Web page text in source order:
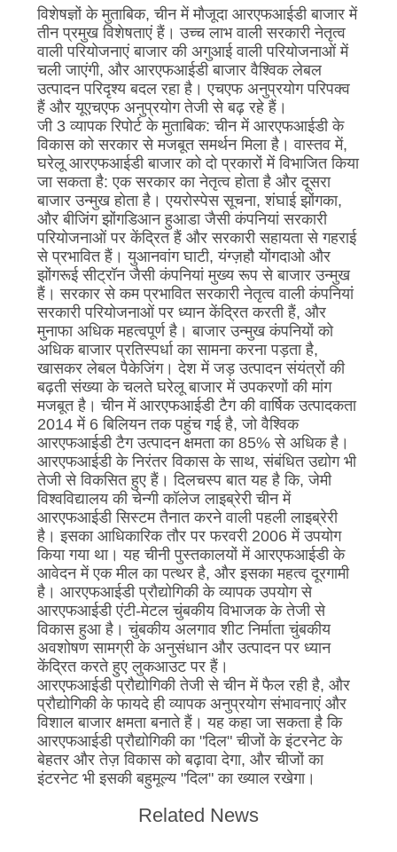
साइटमैप
PRIVACY
POLICY
विशेषज्ञों के मुताबिक, चीन में मौजूदा आरएफआईडी बाजार में
तीन प्रमुख विशेषताएं हैं। उच्च लाभ वाली सरकारी नेतृत्व
वाली परियोजनाएं बाजार की अगुआई वाली परियोजनाओं में
चली जाएंगी, और आरएफआईडी बाजार वैश्विक लेबल
उत्पादन परिदृश्य बदल रहा है। एचएफ अनुप्रयोग परिपक्व
हैं और यूएचएफ अनुप्रयोग तेजी से बढ़ रहे हैं।
जी 3 व्यापक रिपोर्ट के मुताबिक: चीन में आरएफआईडी के
विकास को सरकार से मजबूत समर्थन मिला है। वास्तव में,
घरेलू आरएफआईडी बाजार को दो प्रकारों में विभाजित किया
जा सकता है: एक सरकार का नेतृत्व होता है और दूसरा
बाजार उन्मुख होता है। एयरोस्पेस सूचना, शंघाई झोंगका,
और बीजिंग झोंगडिआन हुआडा जैसी कंपनियां सरकारी
परियोजनाओं पर केंद्रित हैं और सरकारी सहायता से गहराई
से प्रभावित हैं। युआनवांग घाटी, यंग्ज़हौ योंगदाओ और
झोंगरूई सीट्रॉन जैसी कंपनियां मुख्य रूप से बाजार उन्मुख
हैं। सरकार से कम प्रभावित सरकारी नेतृत्व वाली कंपनियां
सरकारी परियोजनाओं पर ध्यान केंद्रित करती हैं, और
मुनाफा अधिक महत्वपूर्ण है। बाजार उन्मुख कंपनियों को
अधिक बाजार प्रतिस्पर्धा का सामना करना पड़ता है,
खासकर लेबल पैकेजिंग। देश में जड़ उत्पादन संयंत्रों की
बढ़ती संख्या के चलते घरेलू बाजार में उपकरणों की मांग
मजबूत है। चीन में आरएफआईडी टैग की वार्षिक उत्पादकता
2014 में 6 बिलियन तक पहुंच गई है, जो वैश्विक
आरएफआईडी टैग उत्पादन क्षमता का 85% से अधिक है।
आरएफआईडी के निरंतर विकास के साथ, संबंधित उद्योग भी
तेजी से विकसित हुए हैं। दिलचस्प बात यह है कि, जेमी
विश्वविद्यालय की चेन्गी कॉलेज लाइब्रेरी चीन में
आरएफआईडी सिस्टम तैनात करने वाली पहली लाइब्रेरी
है। इसका आधिकारिक तौर पर फरवरी 2006 में उपयोग
किया गया था। यह चीनी पुस्तकालयों में आरएफआईडी के
आवेदन में एक मील का पत्थर है, और इसका महत्व दूरगामी
है। आरएफआईडी प्रौद्योगिकी के व्यापक उपयोग से
आरएफआईडी एंटी-मेटल चुंबकीय विभाजक के तेजी से
विकास हुआ है। चुंबकीय अलगाव शीट निर्माता चुंबकीय
अवशोषण सामग्री के अनुसंधान और उत्पादन पर ध्यान
केंद्रित करते हुए लुकआउट पर हैं।
आरएफआईडी प्रौद्योगिकी तेजी से चीन में फैल रही है, और
प्रौद्योगिकी के फायदे ही व्यापक अनुप्रयोग संभावनाएं और
विशाल बाजार क्षमता बनाते हैं। यह कहा जा सकता है कि
आरएफआईडी प्रौद्योगिकी का "दिल" चीजों के इंटरनेट के
बेहतर और तेज़ विकास को बढ़ावा देगा, और चीजों का
इंटरनेट भी इसकी बहुमूल्य "दिल" का ख्याल रखेगा।
Related News